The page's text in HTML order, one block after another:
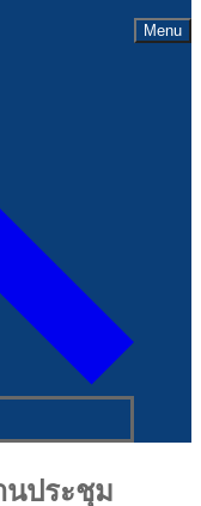
Menu
นประชุม